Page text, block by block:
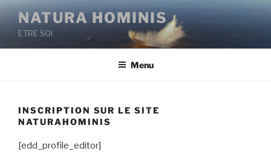
Aller
contenu
principal
NATURA HOMINIS
ETRE SOI
Menu
INSCRIPTION SUR LE SITE
NATURAHOMINIS
[edd_profile_editor]